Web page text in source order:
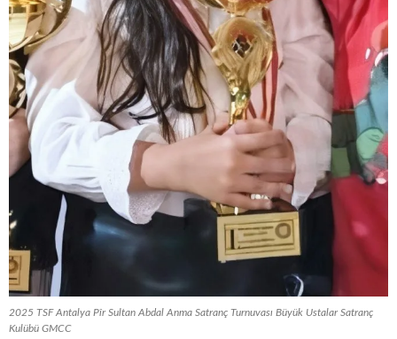
2025 TSF Antalya Pîr Sultan Abdal Anma Satranç Turnuvası Büyük Ustalar Satranç
Kulübü GMCC